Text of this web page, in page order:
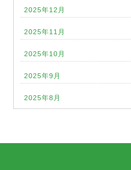
2025年12月
2025年11月
2025年10月
2025年9月
2025年8月